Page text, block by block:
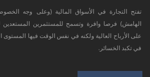
تفتح التجارة في الأسواق المالية (وعلى وجه
الهامش) فرصا وافرة وتسمح للمستثمرين المستعدين
على الأرباح العالية ولكنه في نفس الوقت فيها المستوى
في تكبد الخسائر.